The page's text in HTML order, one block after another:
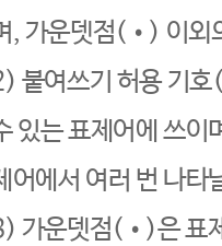
, 가운뎃점(•) 이외
붙여쓰기 허용 기호
있는 표제어에 쓰이
어에서 여러 번 나타
가운뎃점(•)은 표